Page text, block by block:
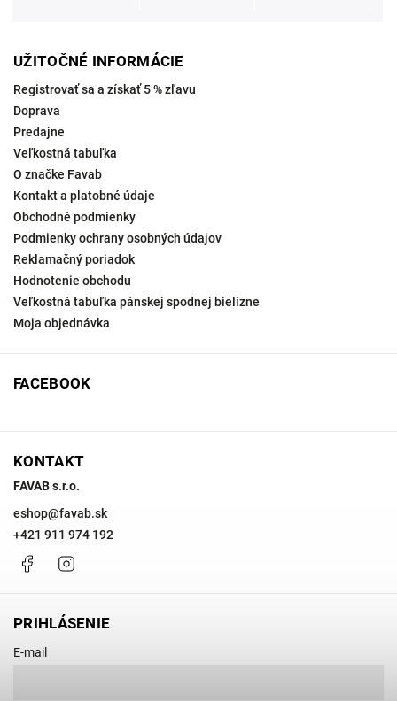
UŽITOČNÉ INFORMÁCIE
Registrovať sa a získať 5 % zľavu
Doprava
Predajne
Veľkostná tabuľka
O značke Favab
Kontakt a platobné údaje
Obchodné podmienky
Podmienky ochrany osobných údajov
Reklamačný poriadok
Hodnotenie obchodu
Veľkostná tabuľka pánskej spodnej bielizne
Moja objednávka
FACEBOOK
KONTAKT
FAVAB s.r.o.
eshop@favab.sk
+421 911 974 192
Facebook
PRIHLÁSENIE
E-mail